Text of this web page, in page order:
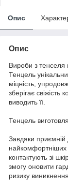
Опис
Опис
Вироби з тенселя
Тенцель
міцність,
зберігає
виводить її.
Тенцель
Завдяки приємній
найкомфортніших
контактують зі
змогу оновити
ризику